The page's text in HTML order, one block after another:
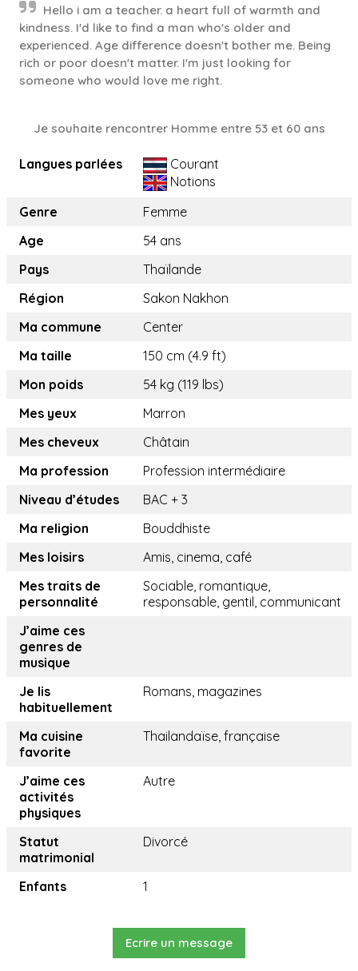
Hello i am a teacher. a heart full of warmth and
kindness. I'd like to find a man who's older and
experienced. Age difference doesn't bother me. Being
rich or poor doesn't matter. I'm just looking for
someone who would love me right.
Je souhaite rencontrer Homme entre 53 et 60 ans
Langues parlées
Courant
Notions
Genre
Femme
Age
54 ans
Pays
Thaïlande
Région
Sakon Nakhon
Ma commune
Center
Ma taille
150 cm (4.9 ft)
Mon poids
54 kg (119 lbs)
Mes yeux
Marron
Mes cheveux
Châtain
Ma profession
Profession intermédiaire
Niveau d’études
BAC + 3
Ma religion
Bouddhiste
Mes loisirs
Amis, cinema, café
Mes traits de
personnalité
Sociable, romantique,
responsable, gentil, communicant
J’aime ces
genres de
musique
Je lis
habituellement
Romans, magazines
Ma cuisine
favorite
Thailandaïse, française
J’aime ces
activités
physiques
Autre
Statut
matrimonial
Divorcé
Enfants 1
Ecrire un message